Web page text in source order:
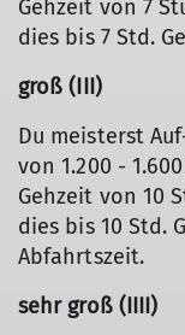
Gehzeit von 7
dies bis 7 Std.
groß (III)
Du meisterst
von 1.200 -
Gehzeit von 10
dies bis 10 Std.
Abfahrtszeit.
sehr groß (IIII)